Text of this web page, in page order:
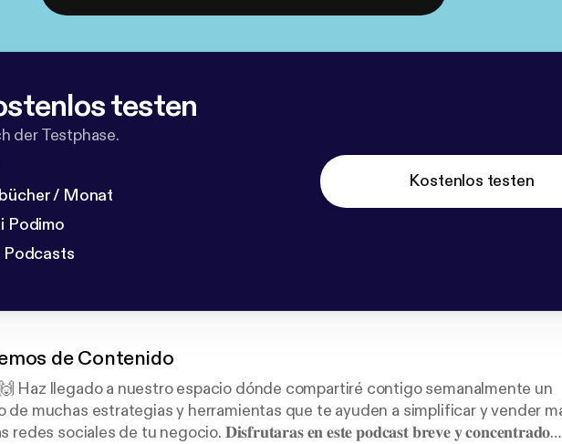
testen
der Testphase.
/ Monat
Podimo
Podcasts
Kostenlos testen
de Contenido
Haz llegado a nuestro espacio dónde compartiré contigo semanalmente un
de muchas estrategias y herramientas que te ayuden a simplificar y vender
redes sociales de tu negocio. 𝐃𝐢𝐬𝐟𝐫𝐮𝐭𝐚𝐫𝐚𝐬 𝐞𝐧 𝐞𝐬𝐭𝐞 𝐩𝐨𝐝𝐜𝐚𝐬𝐭 𝐛𝐫𝐞𝐯𝐞 𝐲 𝐜𝐨𝐧𝐜𝐞𝐧𝐭𝐫𝐚𝐝𝐨